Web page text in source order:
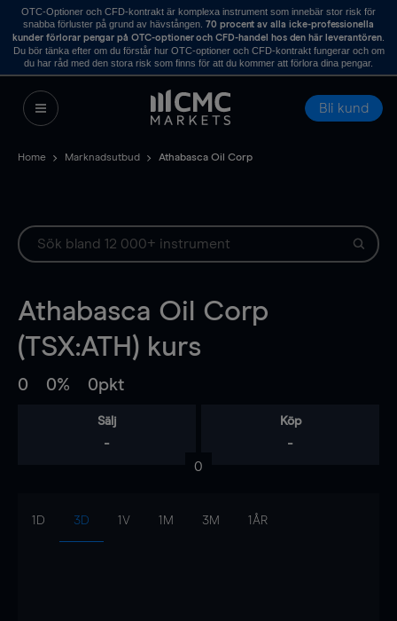
OTC-Optioner och CFD-kontrakt är komplexa instrument som innebär stor risk för
snabba förluster på grund av hävstången. 70 procent av alla icke-professionella
kunder förlorar pengar på OTC-optioner och CFD-handel hos den här leverantören.
Du bör tänka efter om du förstår hur OTC-optioner och CFD-kontrakt fungerar och om
du har råd med den stora risk som finns för att du kommer att förlora dina pengar.
Bli kund
Home Marknadsutbud Athabasca Oil Corp
Athabasca Oil Corp
(TSX:ATH) kurs
0 0% 0pkt
Sälj
-
Köp
-
0
1D 3D 1V 1M 3M 1ÅR